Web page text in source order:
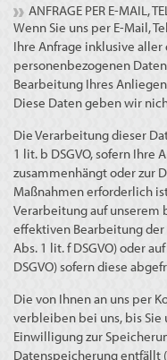
ANFRAGE PER E-MAIL,
Wenn Sie uns per E-Mail,
Ihre Anfrage inklusive
personenbezogenen
Bearbeitung Ihres
Diese Daten geben wir
Die Verarbeitung dieser
1 lit. b DSGVO, sofern Ihre
zusammenhängt oder zur
Maßnahmen erforderlich
Verarbeitung auf unserem
effektiven Bearbeitung der
Abs. 1 lit. f DSGVO) oder
DSGVO) sofern diese
Die von Ihnen an uns per
verbleiben bei uns, bis Sie
Einwilligung zur
Datenspeicherung entfällt